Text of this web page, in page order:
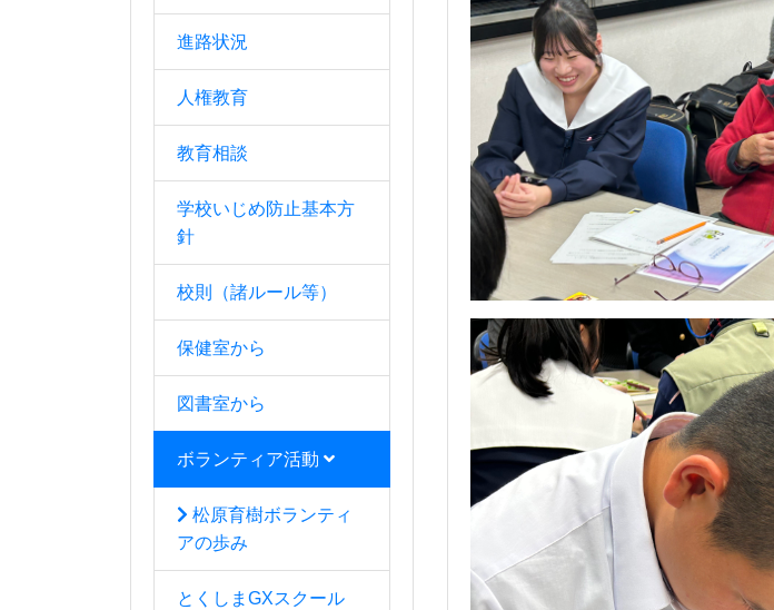
進路状況
人権教育
教育相談
学校いじめ防止基本方
針
校則（諸ルール等）
保健室から
図書室から
ボランティア活動
松原育樹ボランティ
アの歩み
とくしまGXスクール